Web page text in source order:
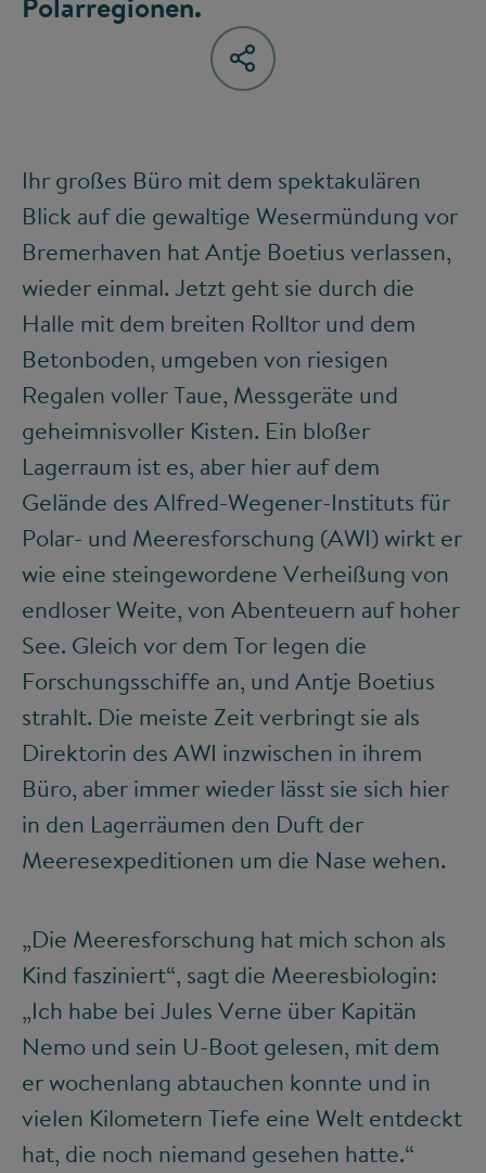
Ihr großes Büro mit dem spektakulären
Blick auf die gewaltige Wesermündung vor
Bremerhaven hat Antje Boetius verlassen,
wieder einmal. Jetzt geht sie durch die
Halle mit dem breiten Rolltor und dem
Betonboden, umgeben von riesigen
Regalen voller Taue, Messgeräte und
geheimnisvoller Kisten. Ein bloßer
Lagerraum ist es, aber hier auf dem
Gelände des Alfred-Wegener-Instituts für
Polar- und Meeresforschung (AWI) wirkt er
wie eine steingewordene Verheißung von
endloser Weite, von Abenteuern auf hoher
See. Gleich vor dem Tor legen die
Forschungsschiffe an, und Antje Boetius
strahlt. Die meiste Zeit verbringt sie als
Direktorin des AWI inzwischen in ihrem
Büro, aber immer wieder lässt sie sich hier
in den Lagerräumen den Duft der
Meeresexpeditionen um die Nase wehen.
„Die Meeresforschung hat mich schon als
Kind fasziniert“, sagt die Meeresbiologin:
„Ich habe bei Jules Verne über Kapitän
Nemo und sein U-Boot gelesen, mit dem
er wochenlang abtauchen konnte und in
vielen Kilometern Tiefe eine Welt entdeckt
hat, die noch niemand gesehen hatte.“